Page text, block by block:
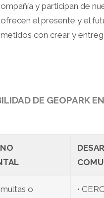
y participan de
el presente y el
con crear y
DE GEOPARK
multas o
•